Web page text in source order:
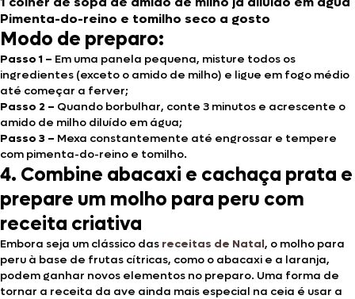
Pimenta-do-reino e tomilho seco a gosto
Modo de preparo:
Passo 1 – Em uma panela pequena, misture todos os
ingredientes (exceto o amido de milho) e ligue em fogo médio
até começar a ferver;
Passo 2 – Quando borbulhar, conte 3 minutos e acrescente o
amido de milho diluído em água;
Passo 3 – Mexa constantemente até engrossar e tempere
com pimenta-do-reino e tomilho.
4. Combine abacaxi e cachaça prata e
prepare um molho para peru com
receita criativa
Embora seja um clássico das receitas de Natal, o molho para
peru à base de frutas cítricas, como o abacaxi e a laranja,
podem ganhar novos elementos no preparo. Uma forma de
tornar a receita da ave ainda mais especial na ceia é usar a